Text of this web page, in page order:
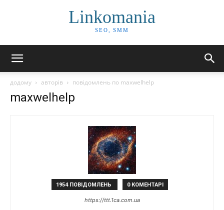
Linkomania
SEO, SMM
додому авторів повідомлень по maxwelhelp
maxwelhelp
1954 ПОВІДОМЛЕНЬ 0 КОМЕНТАРІ
https://ttt.1ca.com.ua